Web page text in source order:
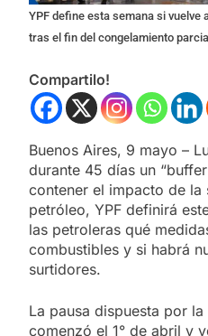
YPF define esta semana si vuelve
tras el fin del congelamiento parcial
Compartilo!
Buenos Aires, 9 mayo –
durante 45 días un
contener el impacto de la
petróleo, YPF definirá
las petroleras qué
combustibles y si habrá
surtidores.
La pausa dispuesta por
comenzó el 1° de abril y